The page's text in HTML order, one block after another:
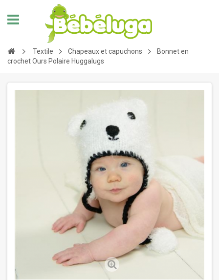
Textile Chapeaux et capuchons
Bonnet en
crochet Ours Polaire Huggalugs